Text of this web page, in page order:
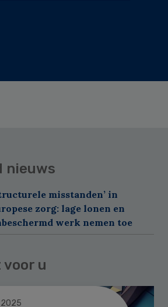
nieuws
misstanden’ in
zorg: lage lonen en
werk nemen toe
u